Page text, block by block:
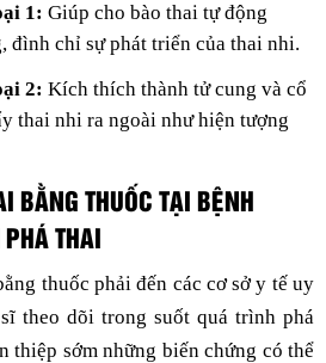
1: Giúp cho bào thai tự động
đình chỉ sự phát triển của thai nhi.
2: Kích thích thành tử cung và cổ
thai nhi ra ngoài như hiện tượng
BẰNG THUỐC TẠI BỆNH
THAI
thuốc phải đến các cơ sở y tế uy
theo dõi trong suốt quá trình phá
thiệp sớm những biến chứng có thể